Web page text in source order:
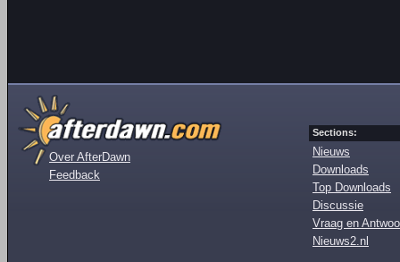
Over AfterDawn
Feedback
Sections:
Nieuws
Downloads
Top Downloads
Discussie
Vraag en
Nieuws2.nl